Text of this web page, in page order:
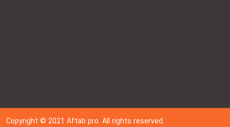
Copyright © 202 1Aftab pro. All rights reserved.